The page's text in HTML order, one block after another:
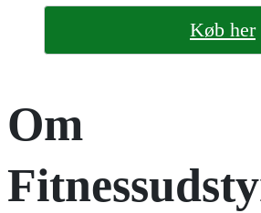
Køb her
Om